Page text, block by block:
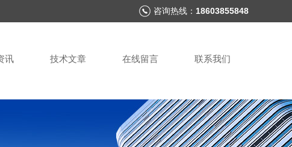
咨询热线： 18603855848
讯 技术文章 在线留言 联系我们